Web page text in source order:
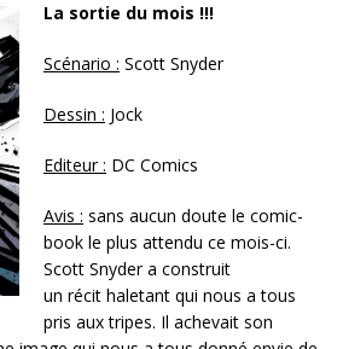
La sortie du mois !!!
Scénario : Scott Snyder
Dessin : Jock
Editeur : DC Comics
Avis : sans aucun doute le comic-
book le plus attendu ce mois-ci.
Scott Snyder a construit
un récit haletant qui nous a tous
pris aux tripes. Il achevait son